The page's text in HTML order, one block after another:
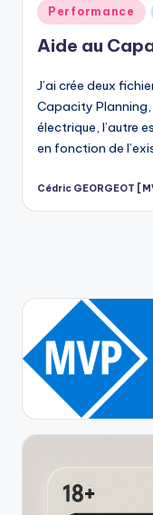
Posted
in
Performance
Aide au
J’ai crée deux
Capacity Planning,
électrique, l’autre
en fonction de
Posted
Cédric GEORGEOT
des